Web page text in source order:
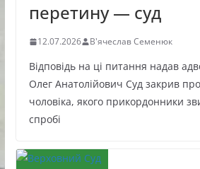
перетину — суд
12.07.2026 В'ячеслав Семенюк
Відповідь на ці питання надав
Олег Анатолійович Суд закрив
чоловіка, якого прикордонники
спробі